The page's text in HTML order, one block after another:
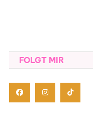
FOLGT MIR